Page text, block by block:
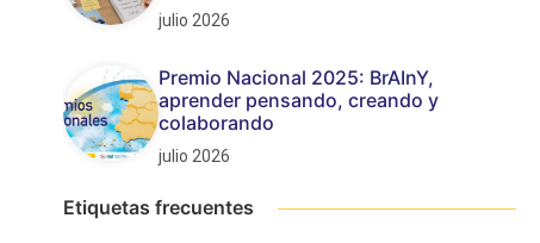
julio 2026
Premio Nacional 2025: BrAInY,
aprender pensando, creando y
colaborando
julio 2026
Etiquetas frecuentes